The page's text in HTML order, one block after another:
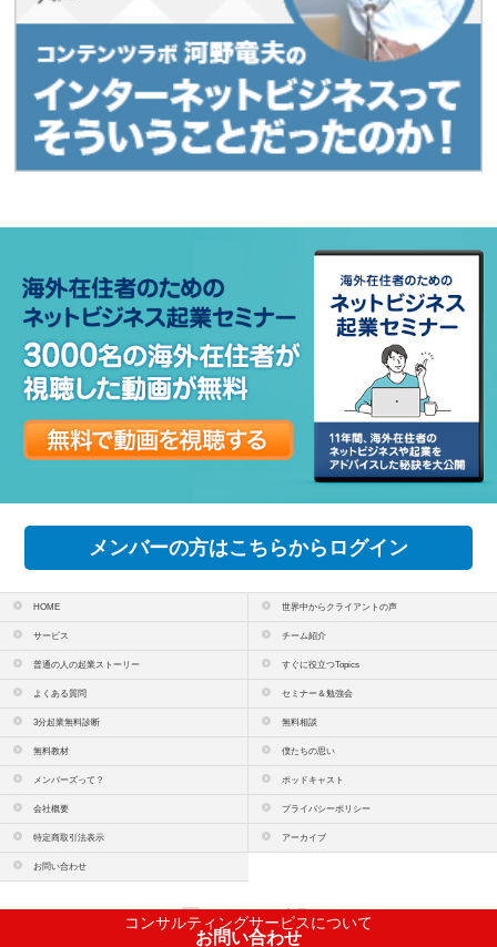
コンサルティングサービスについて
お問い合わせ
メンバーの方はこちらからログイン
HOME 世界中からクライアントの声
サービス チーム紹介
普通の人の起業ストーリー すぐに役立つTopics
よくある質問 セミナー＆勉強会
3分起業無料診断 無料相談
無料教材 僕たちの思い
メンバーズって？ ポッドキャスト
会社概要 プライバシーポリシー
特定商取引法表示 アーカイブ
お問い合わせ
PCサイトを表示
株式会社コンテンツラボ All Rights Reserved.